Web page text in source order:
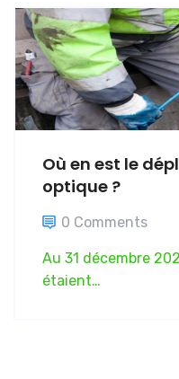
Où en est le
optique ?
0 Comments
Au 31 décembre
étaient…